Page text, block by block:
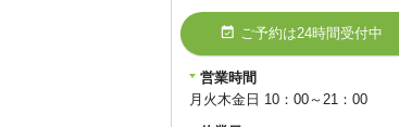
event_available ご予約は24時間受付中
営業時間
月火木金日 10：00～21：00